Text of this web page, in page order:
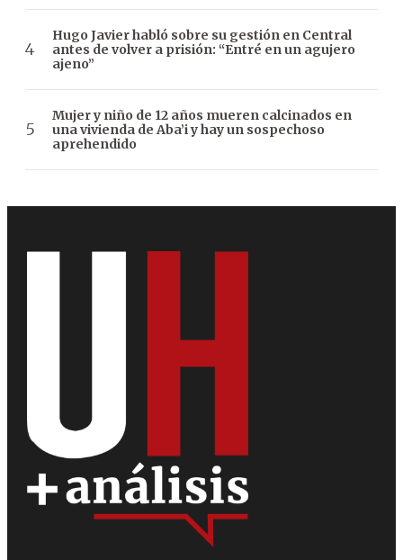
Hugo Javier habló sobre su gestión en Central
antes de volver a prisión: “Entré en un agujero
ajeno”
Mujer y niño de 12 años mueren calcinados en
una vivienda de Aba’i y hay un sospechoso
aprehendido